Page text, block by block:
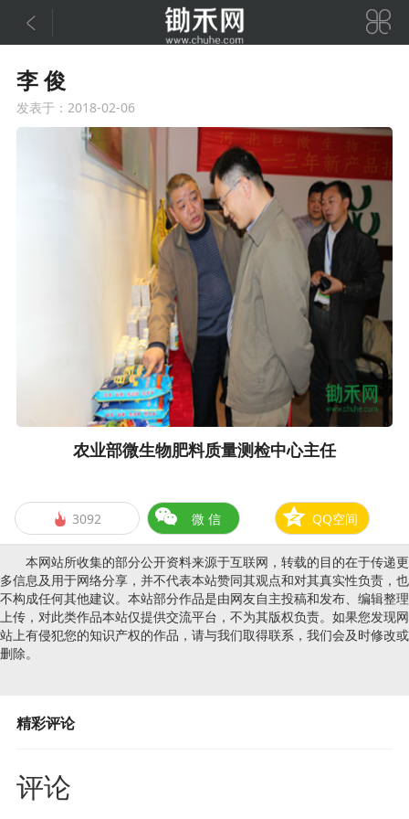
 
李 俊
发表于：2018-02-06
农业部微生物肥料质量测检中心主任
 3092 微 信 QQ空间
本网站所收集的部分公开资料来源于互联网，转载的目的在于传递更
多信息及用于网络分享，并不代表本站赞同其观点和对其真实性负责，也
不构成任何其他建议。本站部分作品是由网友自主投稿和发布、编辑整理
上传，对此类作品本站仅提供交流平台，不为其版权负责。如果您发现网
站上有侵犯您的知识产权的作品，请与我们取得联系，我们会及时修改或
删除。
精彩评论
评论